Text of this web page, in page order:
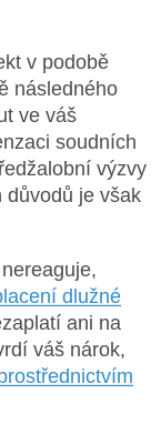
v podobě
následného
ve váš
soudních
výzvy
důvodů je však
dlužné
ani na
váš nárok,